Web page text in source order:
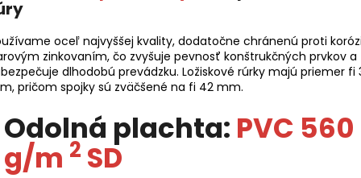
oceľ najvyššej kvality, dodatočne chránenú proti
zinkovaním, čo zvyšuje pevnosť konštrukčných prvkov a
dlhodobú prevádzku. Ložiskové rúrky majú priemer fi
pričom spojky sú zväčšené na fi 42 mm.
Odolná plachta: PVC 560
g/m 2 SD